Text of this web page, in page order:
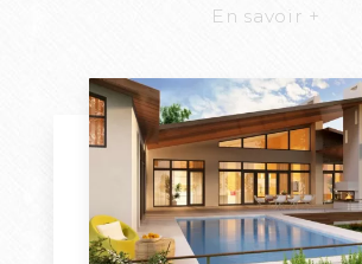
En savoir +